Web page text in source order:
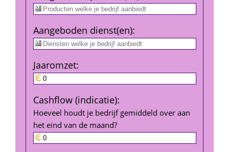
Aangeboden dienst(en):
Jaar­omzet:
Cashflow (indicatie):
Hoeveel houdt je bedrijf gemiddeld over aan
het eind van de maand?